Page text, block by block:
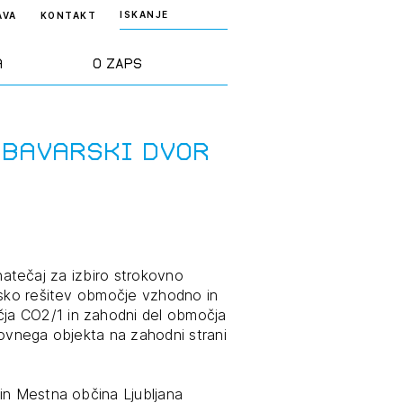
O ZAPS
KONTAKT ISKANJE
Projekti
dvor
za izbiro strokovno
rešitev območje vzhodno in
CO2/1 in zahodni del območja
objekta na zahodni strani
Mestna občina Ljubljana